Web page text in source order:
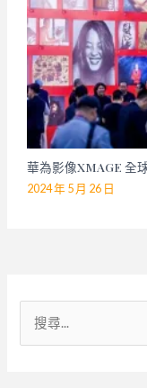
華為影像XMAGE 全
2024 年 5 月 26 日